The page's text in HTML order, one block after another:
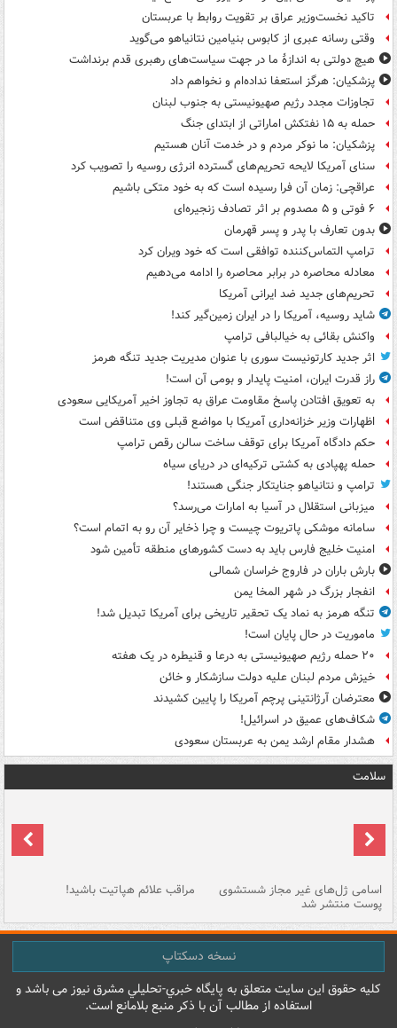
تاکید نخست‌وزیر عراق بر تقویت روابط با عربستان
وقتی رسانه عبری از کابوس بنیامین نتانیاهو می‌گوید
هیچ دولتی به اندازۀ ما در جهت سیاست‌های رهبری قدم برنداشت
پزشکیان: هرگز استعفا نداده‌ام و نخواهم داد
تجاوزات مجدد رژیم صهیونیستی به جنوب لبنان
حمله به ۱۵ نفتکش‌ اماراتی از ابتدای جنگ
پزشکیان: ما نوکر مردم و در خدمت آنان هستیم
سنای آمریکا لایحه تحریم‌های گسترده انرژی روسیه را تصویب کرد
عراقچی: زمان آن فرا رسیده است که به خود متکی باشیم
۶ فوتی و ۵ مصدوم بر اثر تصادف زنجیره‌ای
بدون تعارف با پدر و پسر قهرمان
ترامپ التماس‌کننده توافقی است که خود ویران کرد
معادله محاصره در برابر محاصره را ادامه می‌دهیم
تحریم‌های جدید ضد ایرانی آمریکا
شاید روسیه، آمریکا را در ایران زمین‌گیر کند!
واکنش بقائی به خیالبافی ترامپ
اثر جدید کارتونیست سوری با عنوان مدیریت جدید تنگه هرمز
راز قدرت ایران، امنیت پایدار و بومی آن است!
به تعویق افتادن پاسخ مقاومت عراق به تجاوز اخیر آمریکایی سعودی
اظهارات وزیر خزانه‌داری آمریکا با مواضع قبلی وی متناقض است
حکم دادگاه آمریکا برای توقف ساخت سالن رقص ترامپ
حمله پهپادی به کشتی ترکیه‌ای در دریای سیاه
ترامپ و نتانیاهو جنایتکار جنگی هستند!
میزبانی استقلال در آسیا به امارات می‌رسد؟
سامانه موشکی پاتریوت چیست و چرا ذخایر آن رو به اتمام است؟
امنیت خلیج فارس باید به دست کشورهای منطقه تأمین شود
بارش باران در فاروج خراسان شمالی
انفجار بزرگ در شهر المخا یمن
تنگه هرمز به نماد یک تحقیر تاریخی برای آمریکا تبدیل شد!
ماموریت در حال پایان است!
۲۰ حمله رژیم صهیونیستی به درعا و قنیطره در یک هفته
خیزش مردم لبنان علیه دولت سازشکار و خائن
معترضان آرژانتینی پرچم آمریکا را پایین کشیدند
شکاف‌های عمیق در اسرائیل!
هشدار مقام ارشد یمن به عربستان سعودی
سلامت
اسامی ژل‌های غیر مجاز شستشوی
پوست منتشر شد
مراقب علائم هپاتیت باشید!
نسخه دسکتاپ
کليه حقوق اين سايت متعلق به پایگاه خبري-تحليلي مشرق نيوز می باشد و
استفاده از مطالب آن با ذکر منبع بلامانع است.